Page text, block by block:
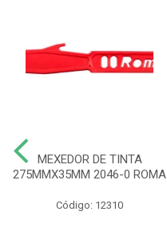
MEXEDOR DE TINTA
275MMX35MM 2046-0 ROMA
Código: 12310